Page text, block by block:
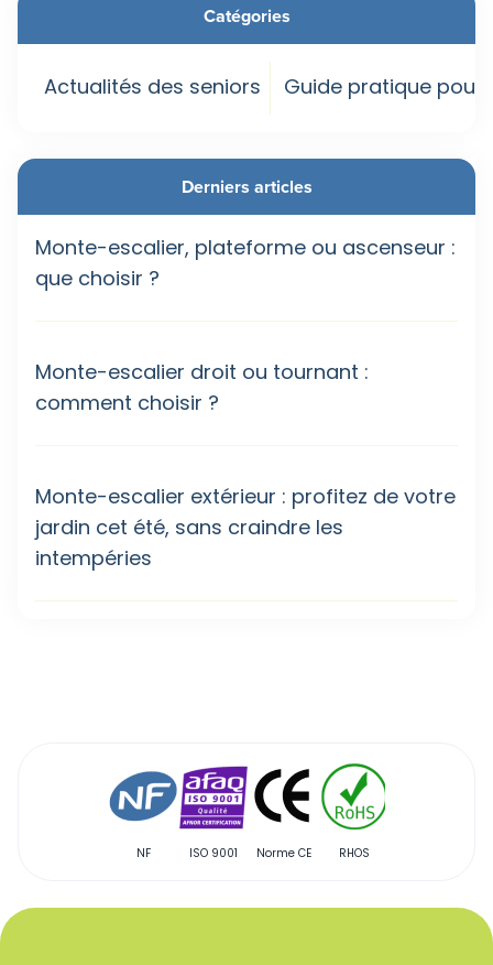
Catégories
Actualités des seniors Guide pratique pour
Derniers articles
Monte-escalier, plateforme ou ascenseur :
que choisir ?
Monte-escalier droit ou tournant :
comment choisir ?
Monte-escalier extérieur : profitez de votre
jardin cet été, sans craindre les
intempéries
NF ISO 9001 Norme CE RHOS